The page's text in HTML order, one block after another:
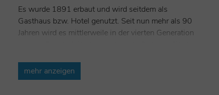
Es wurde 1891 erbaut und wird seitdem als
Gasthaus bzw. Hotel genutzt. Seit nun mehr als 90
Jahren wird es mittlerweile in der vierten Generation
zum See, zur Ortsmitte und zum Bernrieder Park. Ob
privat oder geschäftlich – wir heißen Sie in familiärer
mehr anzeigen